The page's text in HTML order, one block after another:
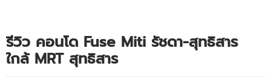
รีวิว คอนโด Fuse Miti รัชดา-สุทธิสาร
ใกล้ MRT สุทธิสาร